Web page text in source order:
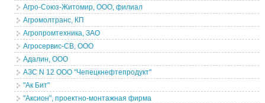
Агро-Союз-Житомир, ООО, филиал
Агромолтранс, КП
Агропромтехника, ЗАО
Агросервис-СВ, ООО
Адалин, ООО
АЗС N 12 ООО "Чепецкнефтепродукт"
"Ак Бит"
"Аксион", проектно-монтажная фирма